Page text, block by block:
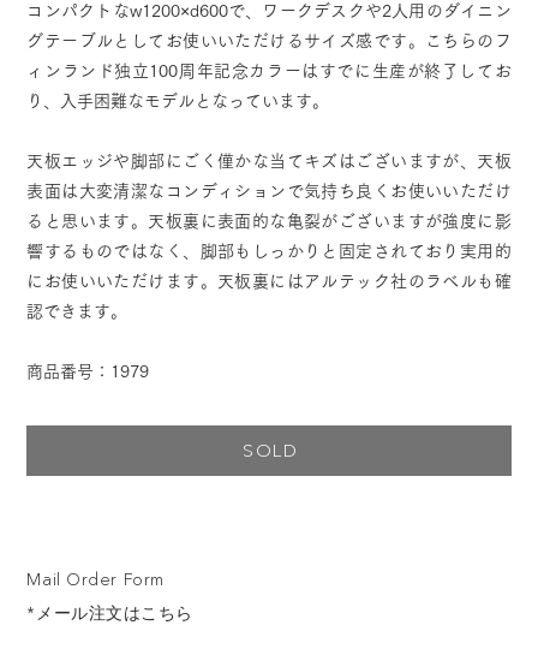
Mail Order Form
*メール注文はこちら
コンパクトなw1200×d600で、ワークデスクや2人用のダイニン
グテーブルとしてお使いいただけるサイズ感です。こちらのフ
ィンランド独立100周年記念カラーはすでに生産が終了してお
り、入手困難なモデルとなっています。
天板エッジや脚部にごく僅かな当てキズはございますが、天板
表面は大変清潔なコンディションで気持ち良くお使いいただけ
ると思います。天板裏に表面的な亀裂がございますが強度に影
響するものではなく、脚部もしっかりと固定されており実用的
にお使いいただけます。天板裏にはアルテック社のラベルも確
認できます。
商品番号：1979
SOLD